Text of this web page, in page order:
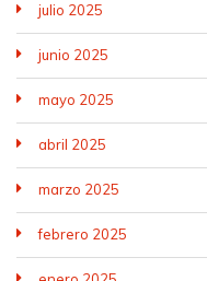
julio 2025
junio 2025
mayo 2025
abril 2025
marzo 2025
febrero 2025